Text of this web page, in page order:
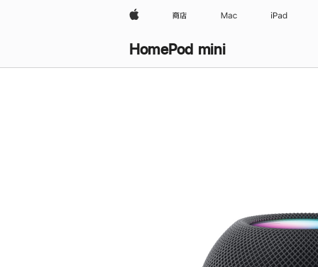
Apple 商店 Mac iPad
HomePod mini